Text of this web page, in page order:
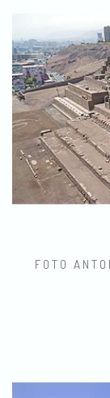
FOTO